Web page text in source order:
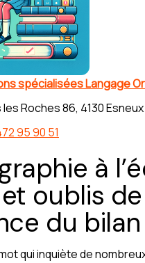
spécialisées Langage
Roches 86, 4130 Esneux
95 90 51
à
oublis
du
qui inquiète de